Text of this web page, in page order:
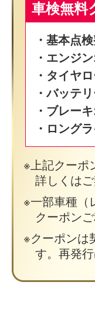
車検無料
・基本点
・エンジ
・タイヤ
・バッテ
・ブレー
・ロング
上記クー
詳しくは
一部車種（
クーポン
クーポンは
す。再発